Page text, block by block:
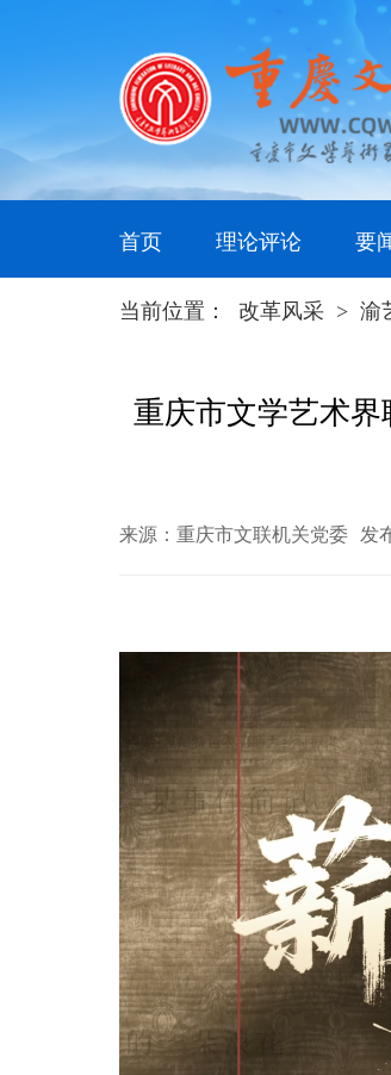
首页 理论评论 要
当前位置： 改革风采 > 渝
重庆市文学艺术
来源：重庆市文联机关党委 发